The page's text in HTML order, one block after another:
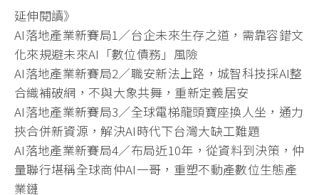
延伸閱讀》
AI落地產業新賽局1／台企未來生存之道，需靠容錯文
化來規避未來AI「數位債務」風險
AI落地產業新賽局2／職安新法上路，城智科技採AI整
合織補破網，不與大象共舞，重新定義居安
AI落地產業新賽局3／全球電梯龍頭寶座換人坐，通力
挾合併新資源，解決AI時代下台灣大缺工難題
AI落地產業新賽局4／布局近10年，從資料到決策，仲
量聯行堪稱全球商仲AI一哥，重塑不動產數位生態產
業鏈